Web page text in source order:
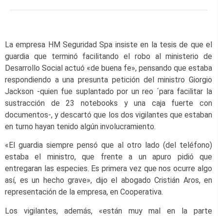
La empresa HM Seguridad Spa insiste en la tesis de que el
guardia que terminó facilitando el robo al ministerio de
Desarrollo Social actuó «de buena fe», pensando que estaba
respondiendo a una presunta petición del ministro Giorgio
Jackson -quien fue suplantado por un reo ´para facilitar la
sustracción de 23 notebooks y una caja fuerte con
documentos-, y descartó que los dos vigilantes que estaban
en turno hayan tenido algún involucramiento.
«El guardia siempre pensó que al otro lado (del teléfono)
estaba el ministro, que frente a un apuro pidió que
entregaran las especies. Es primera vez que nos ocurre algo
así, es un hecho grave», dijo el abogado Cristián Aros, en
representación de la empresa, en Cooperativa.
Los vigilantes, además, «están muy mal en la parte